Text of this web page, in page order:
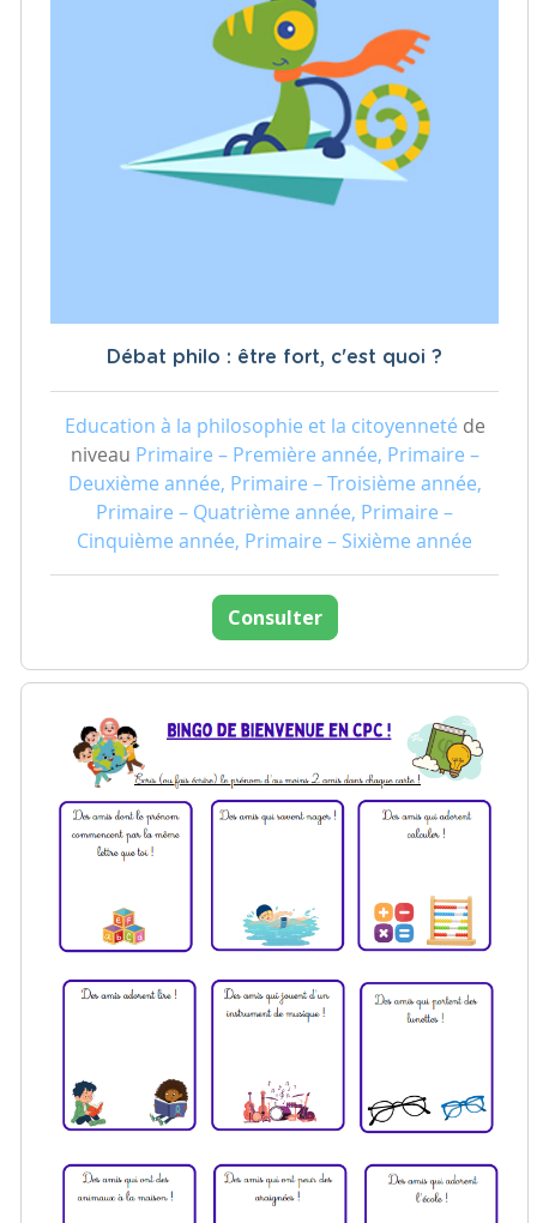
Débat philo : être fort, c'est quoi ?
Education à la philosophie et la citoyenneté de
niveau Primaire – Première année, Primaire –
Deuxième année, Primaire – Troisième année,
Primaire – Quatrième année, Primaire –
Cinquième année, Primaire – Sixième année
Consulter